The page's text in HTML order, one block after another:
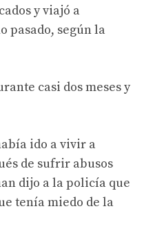
y viajó a
pasado, según la
casi dos meses y
ido a vivir a
de sufrir abusos
dijo a la policía que
tenía miedo de la